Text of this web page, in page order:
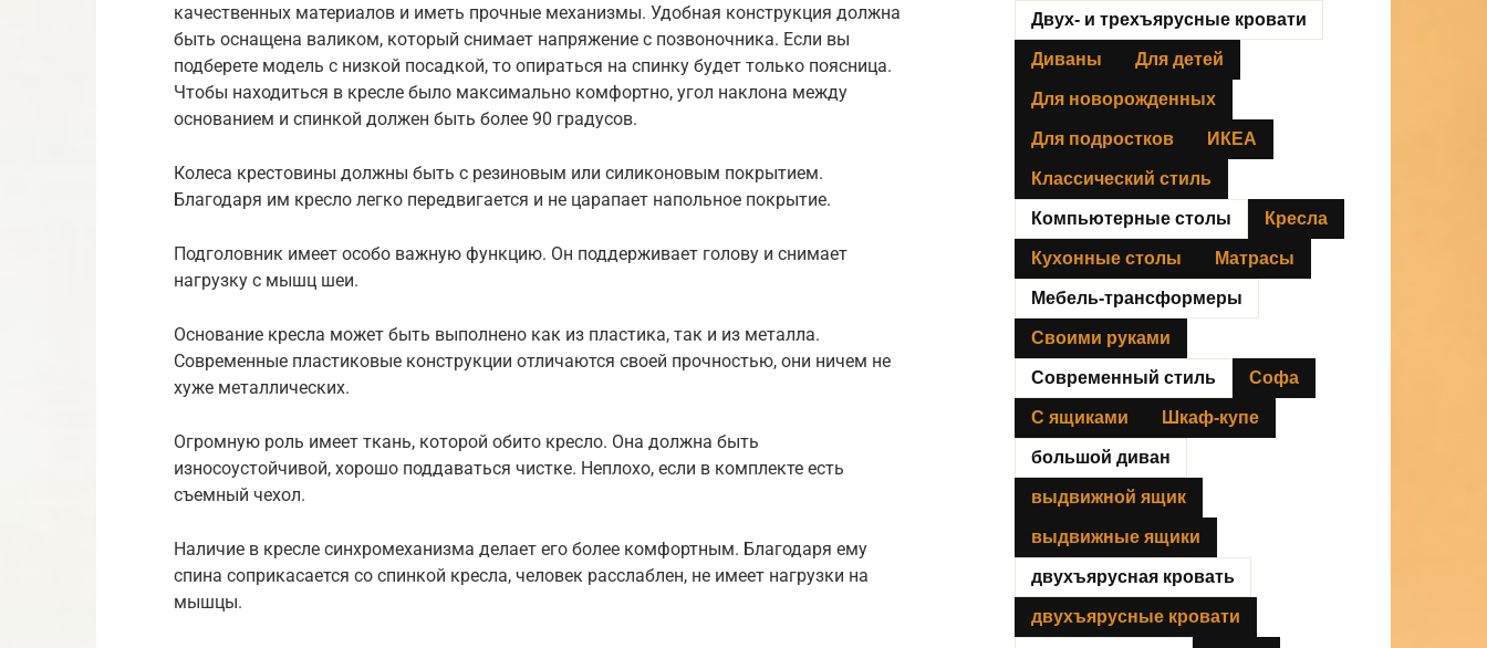
качественных материалов и иметь прочные механизмы. Удобная конструкция должна
быть оснащена валиком, который снимает напряжение с позвоночника. Если вы
подберете модель с низкой посадкой, то опираться на спинку будет только поясница.
Чтобы находиться в кресле было максимально комфортно, угол наклона между
основанием и спинкой должен быть более 90 градусов.
Колеса крестовины должны быть с резиновым или силиконовым покрытием.
Благодаря им кресло легко передвигается и не царапает напольное покрытие.
Подголовник имеет особо важную функцию. Он поддерживает голову и снимает
нагрузку с мышц шеи.
Основание кресла может быть выполнено как из пластика, так и из металла.
Современные пластиковые конструкции отличаются своей прочностью, они ничем не
хуже металлических.
Огромную роль имеет ткань, которой обито кресло. Она должна быть
износоустойчивой, хорошо поддаваться чистке. Неплохо, если в комплекте есть
съемный чехол.
Наличие в кресле синхромеханизма делает его более комфортным. Благодаря ему
спина соприкасается со спинкой кресла, человек расслаблен, не имеет нагрузки на
мышцы.
Двух- и трехъярусные кровати
Диваны Для детей
Для новорожденных
Для подростков ИКЕА
Классический стиль
Компьютерные столы Кресла
Кухонные столы Матрасы
Мебель-трансформеры
Своими руками
Современный стиль Софа
С ящиками Шкаф-купе
большой диван
выдвижной ящик
выдвижные ящики
двухъярусная кровать
двухъярусные кровати